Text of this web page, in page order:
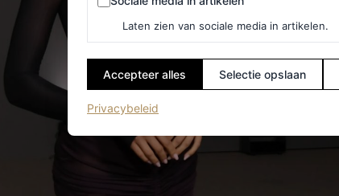
Laten zien van sociale media in artikelen.
Accepteer alles Selectie opslaan
Privacybeleid